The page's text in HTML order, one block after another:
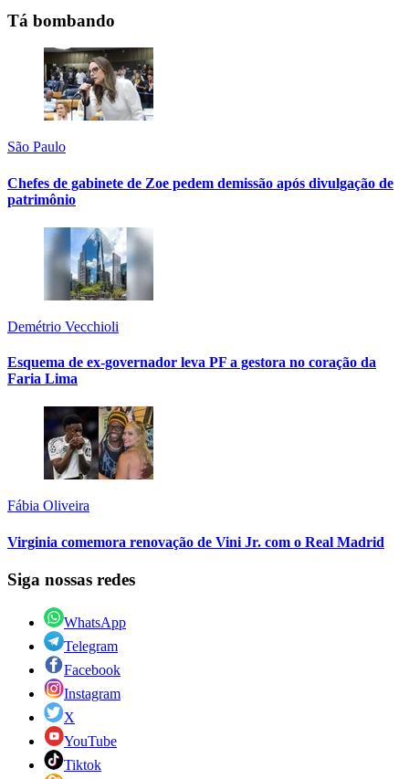
Tá bombando
São Paulo
Chefes de gabinete de Zoe pedem demissão após divulgação de
patrimônio
Demétrio Vecchioli
Esquema de ex-governador leva PF a gestora no coração da
Faria Lima
Fábia Oliveira
Virginia comemora renovação de Vini Jr. com o Real Madrid
Siga nossas redes
WhatsApp
Telegram
Facebook
Instagram
X
YouTube
Tiktok